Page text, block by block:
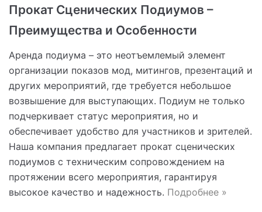
Прокат Сценических Подиумов –
Преимущества и Особенности
Аренда подиума – это неотъемлемый элемент
организации показов мод, митингов, презентаций и
других мероприятий, где требуется небольшое
возвышение для выступающих. Подиум не только
подчеркивает статус мероприятия, но и
обеспечивает удобство для участников и зрителей.
Наша компания предлагает прокат сценических
подиумов с техническим сопровождением на
протяжении всего мероприятия, гарантируя
высокое качество и надежность. Подробнее »